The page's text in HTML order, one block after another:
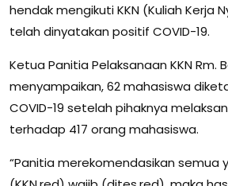
hendak mengikuti KKN (Kuliah Kerja
telah dinyatakan positif COVID-19.
Ketua Panitia Pelaksanaan KKN Rm.
menyampaikan, 62 mahasiswa
COVID-19 setelah pihaknya
terhadap 417 orang mahasiswa.
“Panitia merekomendasikan semua